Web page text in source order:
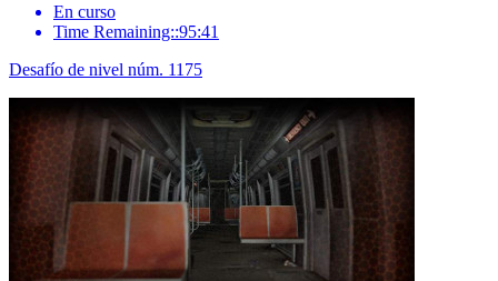
En curso
Time Remaining::95:41
Desafío de nivel núm. 1175